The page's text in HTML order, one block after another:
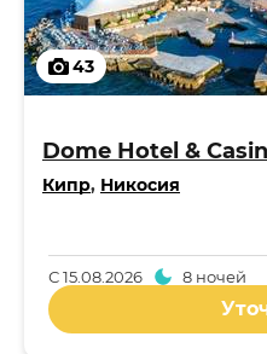
43
Dome Hotel &
Кипр, Никосия
С15.08.2026 8 ночей